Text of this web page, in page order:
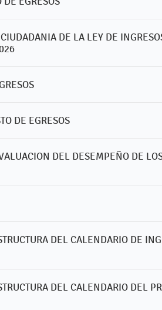
DE LA LEY DE
DE EGRESOS
DEL DESEMPEÑO DE
DEL CALENDARIO DE
DEL CALENDARIO DEL